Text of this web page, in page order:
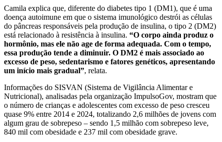
Camila explica que, diferente do diabetes tipo 1 (DM1), que é uma
doença autoimune em que o sistema imunológico destrói as células
do pâncreas responsáveis pela produção de insulina, o tipo 2 (DM2)
está relacionado à resistência à insulina. “O corpo ainda produz o
hormônio, mas ele não age de forma adequada. Com o tempo,
essa produção tende a diminuir. O DM2 é mais associado ao
excesso de peso, sedentarismo e fatores genéticos, apresentando
um início mais gradual”, relata.
Informações do SISVAN (Sistema de Vigilância Alimentar e
Nutricional), analisadas pela organização ImpulsoGov, mostram que
o número de crianças e adolescentes com excesso de peso cresceu
quase 9% entre 2014 e 2024, totalizando 2,6 milhões de jovens com
algum grau de sobrepeso – sendo 1,5 milhão com sobrepeso leve,
840 mil com obesidade e 237 mil com obesidade grave.